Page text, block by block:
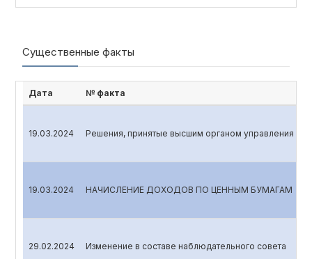
Существенные факты
Дата № факта
19.03.2024 Решения, принятые высшим органом управления
19.03.2024 НАЧИСЛЕНИЕ ДОХОДОВ ПО ЦЕННЫМ БУМАГАМ
29.02.2024 Изменение в составе наблюдательного совета